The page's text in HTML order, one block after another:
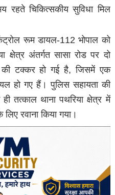
रहते चिकित्सकीय सुविधा मिल
रूम डायल-112 भोपाल को
क्षेत्र अंतर्गत सासा रोड पर दो
की टक्कर हो गई है, जिसमें एक
हो गए हैं। पुलिस सहायता की
तत्काल थाना पथरिया क्षेत्र में
रवाना किया गया।